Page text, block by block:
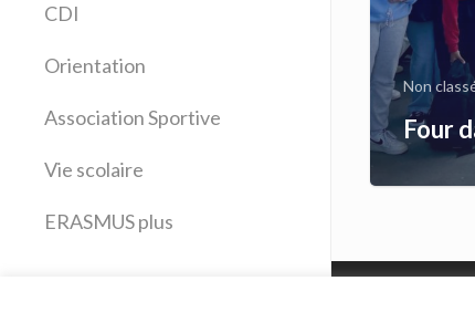
Espagnol
Français
Latin
Sciences physiques
Technologie
CDI
Orientation
Association Sportive
Vie scolaire
ERASMUS plus
Non
Four